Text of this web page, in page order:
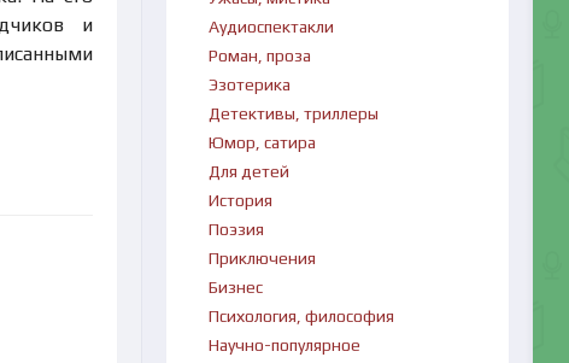
и
Аудиоспектакли
Роман, проза
Эзотерика
Детективы, триллеры
Юмор, сатира
Для детей
История
Поэзия
Приключения
Бизнес
Психология, философия
Научно-популярное